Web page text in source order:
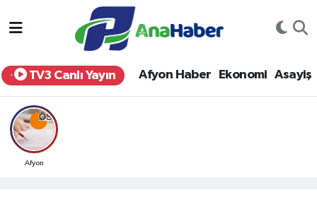
TV3 Canlı Yayın Afyon Haber Ekonomi Asayiş
Afyon
Yurt Haber
Afyon Haber
Ekonomi
Siyaset
Afyonkarahisar Nöbetçi Eczaneler
Afyonkarahisar Hava Durumu
Afyonkarahisar Namaz Vakitleri
Afyonkarahisar Trafik Yoğunluk Haritası